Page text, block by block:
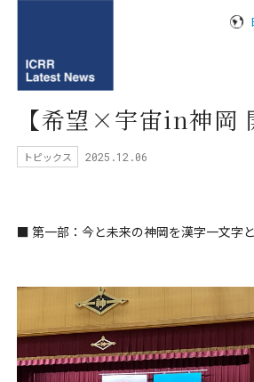
【希望×宇宙in神岡
トピックス 2025.12.06
■ 第一部：今と未来の神岡を漢字一文字